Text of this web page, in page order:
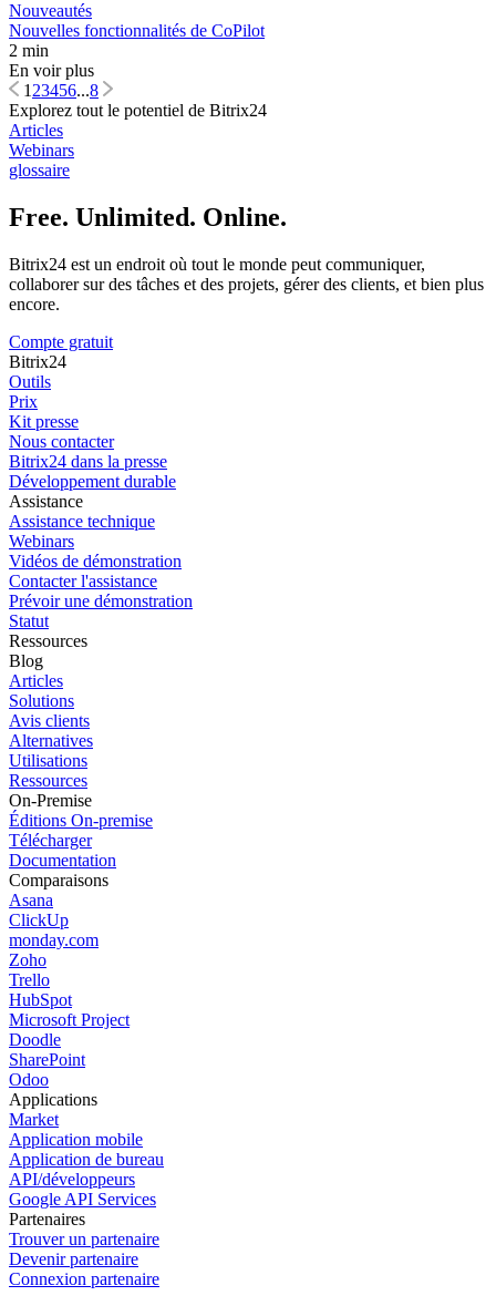
Nouveautés
Nouvelles fonctionnalités de CoPilot
2 min
En voir plus
123456...8
Explorez tout le potentiel de Bitrix24
Articles
Webinars
glossaire
Free. Unlimited. Online.
Bitrix24 est un endroit où tout le monde peut communiquer,
collaborer sur des tâches et des projets, gérer des clients, et bien plus
encore.
Compte gratuit
Bitrix24
Outils
Prix
Kit presse
Nous contacter
Bitrix24 dans la presse
Développement durable
Assistance
Assistance technique
Webinars
Vidéos de démonstration
Contacter l'assistance
Prévoir une démonstration
Statut
Ressources
Blog
Articles
Solutions
Avis clients
Alternatives
Utilisations
Ressources
On-Premise
Éditions On-premise
Télécharger
Documentation
Comparaisons
Asana
ClickUp
monday.com
Zoho
Trello
HubSpot
Microsoft Project
Doodle
SharePoint
Odoo
Applications
Market
Application mobile
Application de bureau
API/développeurs
Google API Services
Partenaires
Trouver un partenaire
Devenir partenaire
Connexion partenaire